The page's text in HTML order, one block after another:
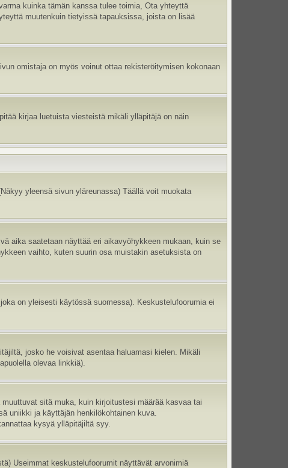
kuinka tämän kanssa tulee toimia, Ota yhteyttä
muutenkuin tietyissä tapauksissa, joista on lisää
omistaja on myös voinut ottaa rekisteröitymisen kokonaan
kirjaa luetuista viesteistä mikäli ylläpitäjä on näin
yleensä sivun yläreunassa) Täällä voit muokata
aika saatetaan näyttää eri aikavyöhykkeen mukaan, kuin se
vaihto, kuten suurin osa muistakin asetuksista on
on yleisesti käytössä suomessa). Keskustelufoorumia ei
josko he voisivat asentaa haluamasi kielen. Mikäli
olevaa linkkiä).
sitä muka, kuin kirjoitustesi määrää kasvaa tai
uniikki ja käyttäjän henkilökohtainen kuva.
kysyä ylläpitäjiltä syy.
Useimmat keskustelufoorumit näyttävät arvonimiä